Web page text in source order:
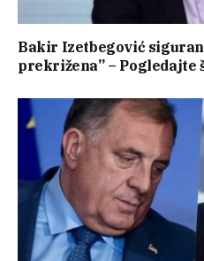
Bakir Izetbegović
prekrižena” – Pogledajte